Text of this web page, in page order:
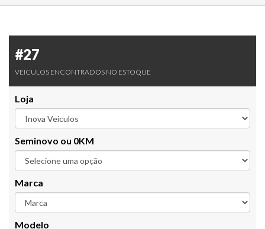
#27
VEICULOS ENCONTRADOS NO ESTOQUE
Loja
Seminovo ou 0KM
Marca
Modelo